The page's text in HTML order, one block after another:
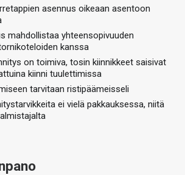
asennus oikeaan asentoon
mahdollistaa yhteensopivuuden
kanssa
on toimiva, tosin kiinnikkeet saisivat
kiinni tuulettimissa
tarvitaan ristipäämeisseli
ei vielä pakkauksessa, niitä